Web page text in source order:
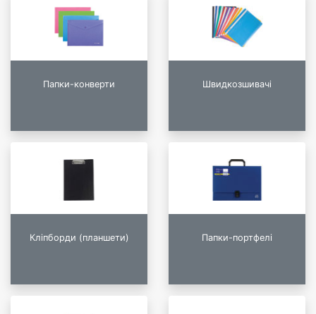
Папки-конверти Швидкозшивачі
Кліпборди (планшети) Папки-портфелі